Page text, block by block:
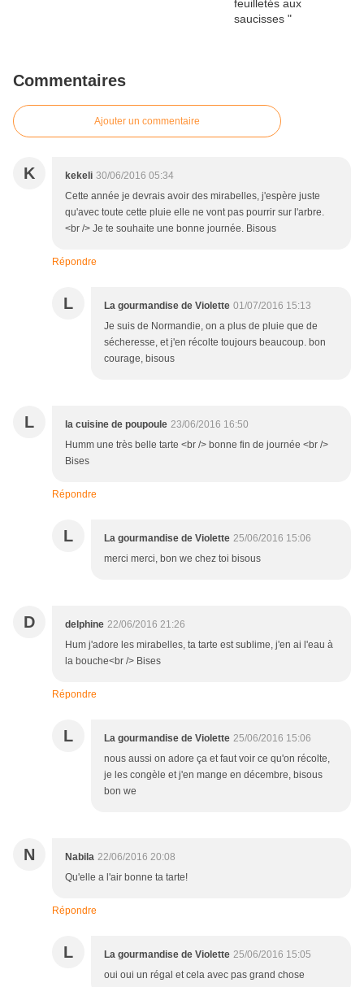
Commentaires
Ajouter un commentaire
K kekeli 30/06/2016 05:34
Cette année je devrais avoir des mirabelles, j'espère juste
qu'avec toute cette pluie elle ne vont pas pourrir sur l'arbre.
<br /> Je te souhaite une bonne journée. Bisous
Répondre
L La gourmandise de Violette 01/07/2016 15:13
Je suis de Normandie, on a plus de pluie que de
sécheresse, et j'en récolte toujours beaucoup. bon
courage, bisous
L la cuisine de poupoule 23/06/2016 16:50
Humm une très belle tarte <br /> bonne fin de journée <br />
Bises
Répondre
L La gourmandise de Violette 25/06/2016 15:06
merci merci, bon we chez toi bisous
D delphine 22/06/2016 21:26
Hum j'adore les mirabelles, ta tarte est sublime, j'en ai l'eau à
la bouche<br /> Bises
Répondre
L La gourmandise de Violette 25/06/2016 15:06
nous aussi on adore ça et faut voir ce qu'on récolte,
je les congèle et j'en mange en décembre, bisous
bon we
N Nabila 22/06/2016 20:08
Qu'elle a l'air bonne ta tarte!
Répondre
L La gourmandise de Violette 25/06/2016 15:05
oui oui un régal et cela avec pas grand chose